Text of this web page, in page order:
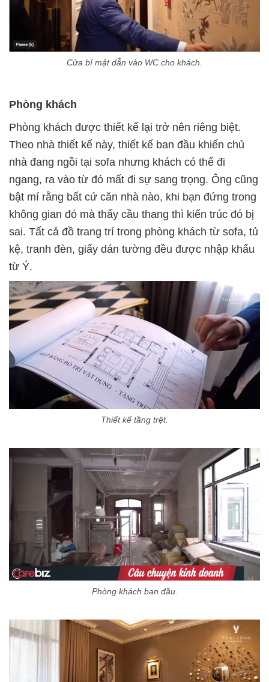
Cửa bí mật dẫn vào WC cho khách.
Phòng khách
Phòng khách được thiết kế lại trở nên riêng biệt.
Theo nhà thiết kế này, thiết kế ban đầu khiến chủ
nhà đang ngồi tại sofa nhưng khách có thể đi
ngang, ra vào từ đó mất đi sự sang trọng. Ông cũng
bật mí rằng bất cứ căn nhà nào, khi bạn đứng trong
không gian đó mà thấy cầu thang thì kiến trúc đó bị
sai. Tất cả đồ trang trí trong phòng khách từ sofa, tủ
kệ, tranh đèn, giấy dán tường đều được nhập khẩu
từ Ý.
Thiết kế tầng trệt.
Phòng khách ban đầu.